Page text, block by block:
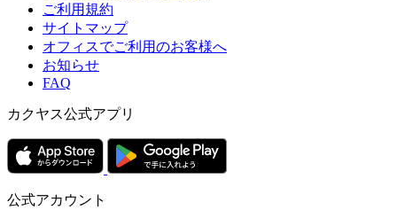
ご利用規約
サイトマップ
オフィスでご利用のお客様へ
お知らせ
FAQ
カクヤス公式アプリ
公式アカウント